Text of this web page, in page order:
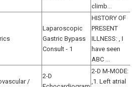
climb...
Laparoscopic
Gastric Bypass
Consult - 1
HISTORY OF
PRESENT
ILLNESS: , I
have seen
ABC ...
/
2-D
2-D M-MODE: ,
,1. Left atrial